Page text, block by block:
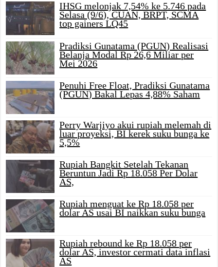
IHSG melonjak 7,54% ke 5.746 pada
Selasa (9/6), CUAN, BRPT, SCMA
top gainers LQ45
Pradiksi Gunatama (PGUN) Realisasi
Belanja Modal Rp 26,6 Miliar per
Mei 2026
Penuhi Free Float, Pradiksi Gunatama
(PGUN) Bakal Lepas 4,88% Saham
Perry Warjiyo akui rupiah melemah di
luar proyeksi, BI kerek suku bunga ke
5,5%
Rupiah Bangkit Setelah Tekanan
Beruntun Jadi Rp 18.058 Per Dolar
AS,
Rupiah menguat ke Rp 18.058 per
dolar AS usai BI naikkan suku bunga
Rupiah rebound ke Rp 18.058 per
dolar AS, investor cermati data inflasi
AS